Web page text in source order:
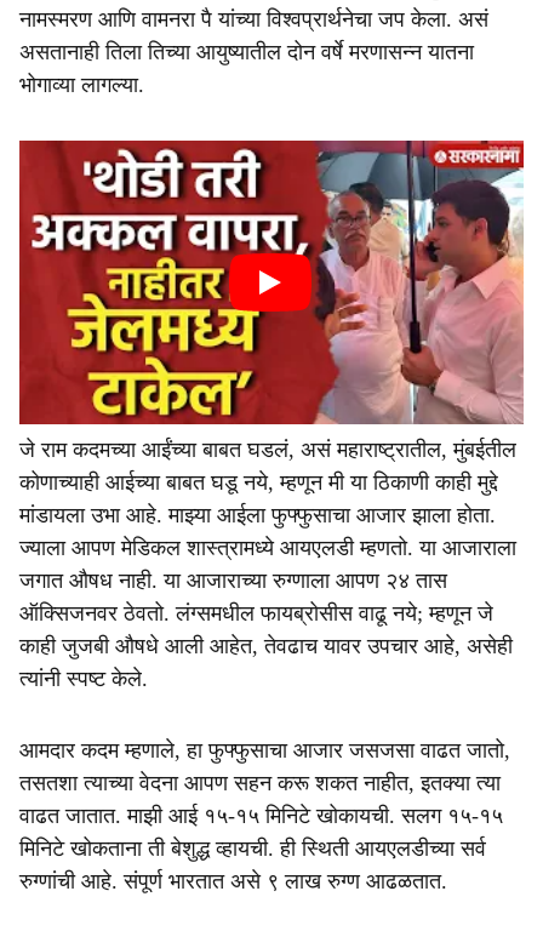
नामस्मरण आणि वामनरा पै यांच्या विश्वप्रार्थनेचा जप केला. असं
असतानाही तिला तिच्या आयुष्यातील दोन वर्षे मरणासन्न यातना
भोगाव्या लागल्या.
जे राम कदमच्या आईंच्या बाबत घडलं, असं महाराष्ट्रातील, मुंबईतील
कोणाच्याही आईच्या बाबत घडू नये, म्हणून मी या ठिकाणी काही मुद्दे
मांडायला उभा आहे. माझ्या आईला फुफ्फुसाचा आजार झाला होता.
ज्याला आपण मेडिकल शास्त्रामध्ये आयएलडी म्हणतो. या आजाराला
जगात औषध नाही. या आजाराच्या रुग्णाला आपण २४ तास
ऑक्सिजनवर ठेवतो. लंग्समधील फायब्रोसीस वाढू नये; म्हणून जे
काही जुजबी औषधे आली आहेत, तेवढाच यावर उपचार आहे, असेही
त्यांनी स्पष्ट केले.
आमदार कदम म्हणाले, हा फुफ्फुसाचा आजार जसजसा वाढत जातो,
तसतशा त्याच्या वेदना आपण सहन करू शकत नाहीत, इतक्या त्या
वाढत जातात. माझी आई १५-१५ मिनिटे खोकायची. सलग १५-१५
मिनिटे खोकताना ती बेशुद्ध व्हायची. ही स्थिती आयएलडीच्या सर्व
रुग्णांची आहे. संपूर्ण भारतात असे ९ लाख रुग्ण आढळतात.